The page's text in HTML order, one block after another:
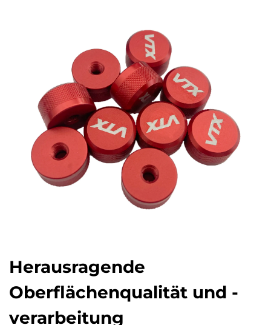
Herausragende
Oberflächenqualität und -
verarbeitung